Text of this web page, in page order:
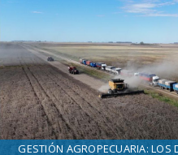
GESTIÓN AGROPECUARIA: LOS